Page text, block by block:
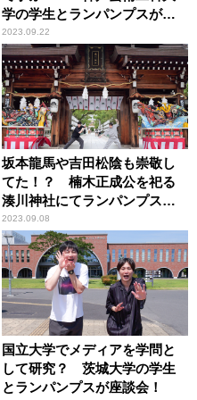
学の学生とランパンプスが座
談会！
2023.09.22
坂本龍馬や吉田松陰も崇敬し
てた！？ 楠木正成公を祀る
湊川神社にてランパンプスが
合格祈願！
2023.09.08
国立大学でメディアを学問と
して研究？ 茨城大学の学生
とランパンプスが座談会！